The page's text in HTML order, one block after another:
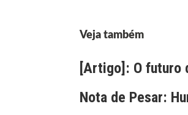
Veja também
[Artigo]: O futuro
Nota de Pesar: